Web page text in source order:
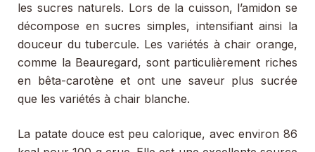
les sucres naturels. Lors de la cuisson, l’amidon se
décompose en sucres simples, intensifiant ainsi la
douceur du tubercule. Les variétés à chair orange,
comme la Beauregard, sont particulièrement riches
en bêta-carotène et ont une saveur plus sucrée
que les variétés à chair blanche.
La patate douce est peu calorique, avec environ 86